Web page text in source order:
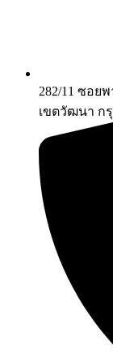
282/11 ซอย
เขตวัฒนา ก